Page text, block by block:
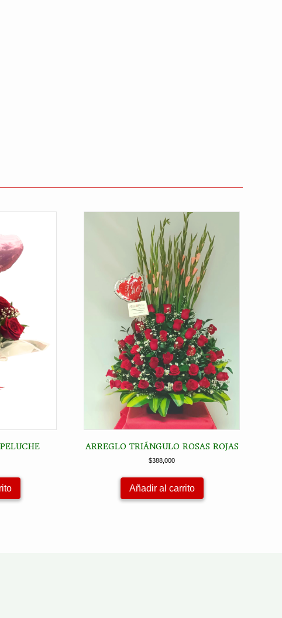
ARREGLO TRIÁNGULO ROSAS ROJAS
$388,000
Añadir al carrito